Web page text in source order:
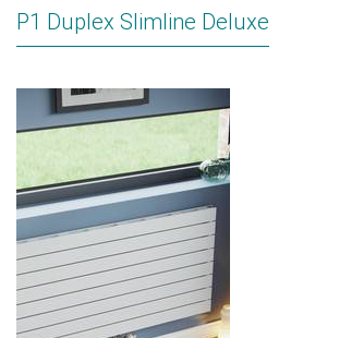
P1 Duplex Slimline Deluxe